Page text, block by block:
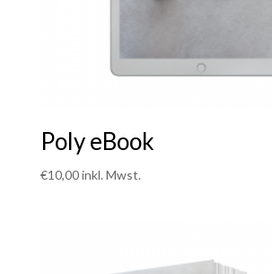
Poly eBook
€10,00inkl. Mwst.